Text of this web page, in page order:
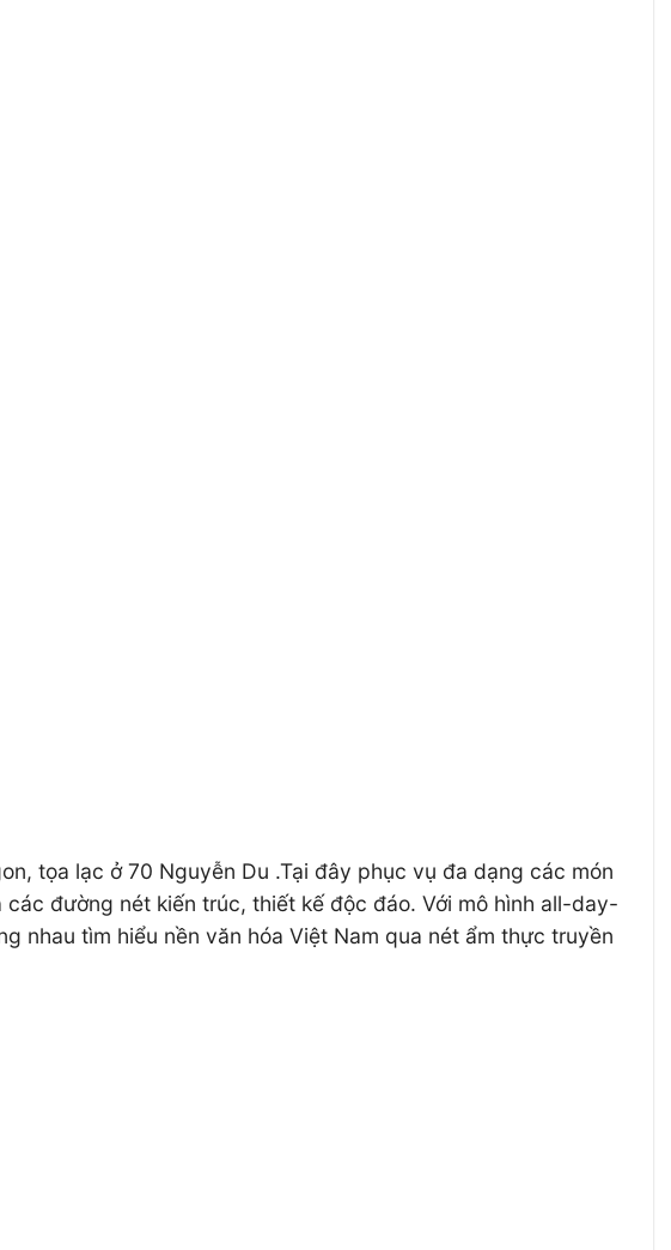
tọa lạc ở 70 Nguyễn Du .Tại đây phục vụ đa dạng các món
đường nét kiến trúc, thiết kế độc đáo. Với mô hình all-day-
nhau tìm hiểu nền văn hóa Việt Nam qua nét ẩm thực truyền